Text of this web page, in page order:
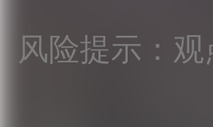
风险提示：